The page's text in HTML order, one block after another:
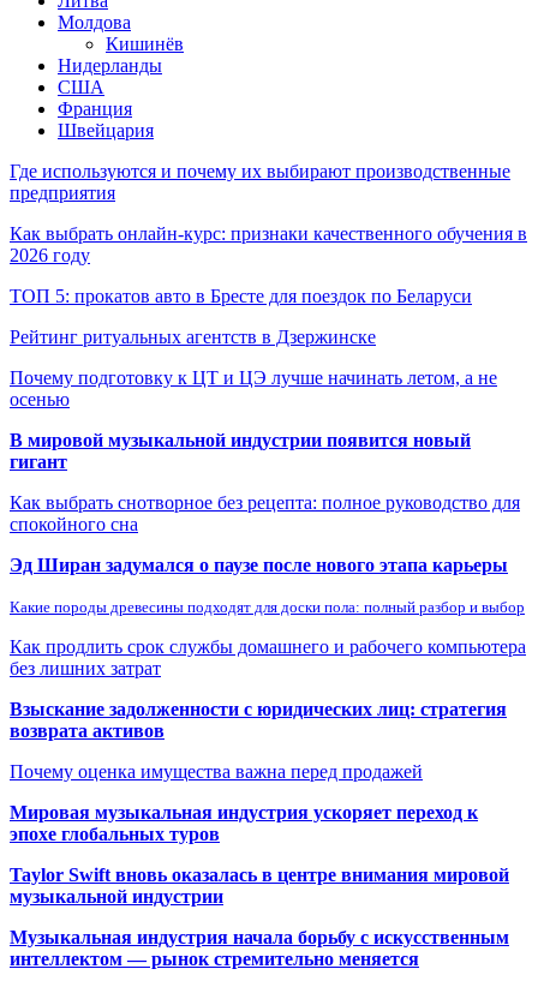
Молдова
Кишинёв
Нидерланды
США
Франция
Швейцария
Где используются и почему их выбирают производственные
предприятия
Как выбрать онлайн-курс: признаки качественного обучения в
2026 году
ТОП 5: прокатов авто в Бресте для поездок по Беларуси
Рейтинг ритуальных агентств в Дзержинске
Почему подготовку к ЦТ и ЦЭ лучше начинать летом, а не
осенью
В мировой музыкальной индустрии появится новый
гигант
Как выбрать снотворное без рецепта: полное руководство для
спокойного сна
Эд Ширан задумался о паузе после нового этапа карьеры
Какие породы древесины подходят для доски пола: полный разбор и выбор
Как продлить срок службы домашнего и рабочего компьютера
без лишних затрат
Взыскание задолженности с юридических лиц: стратегия
возврата активов
Почему оценка имущества важна перед продажей
Мировая музыкальная индустрия ускоряет переход к
эпохе глобальных туров
Taylor Swift вновь оказалась в центре внимания мировой
музыкальной индустрии
Музыкальная индустрия начала борьбу с искусственным
интеллектом — рынок стремительно меняется